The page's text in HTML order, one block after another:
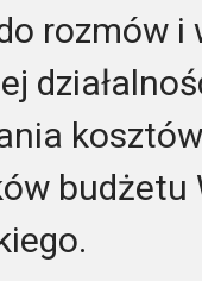
rozmów
budżetu